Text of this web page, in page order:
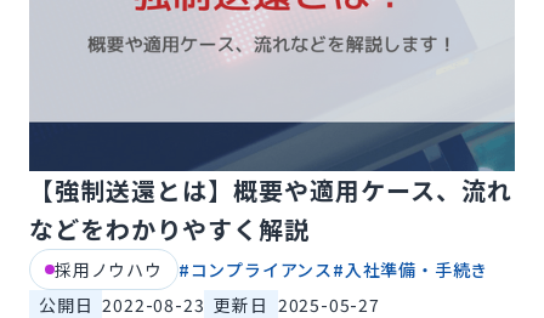
農業・水産業#宿泊・飲食#介護・福祉#建設業
IT・システム開発#在留資格#手続き#インドネシア
特定技能
【強制送還とは】概要や適用ケース、流れ
などをわかりやすく解説
採用ノウハウ #コンプライアンス # 入社準備・手続き
公開日 2022-08-23 更新日 2025-05-27